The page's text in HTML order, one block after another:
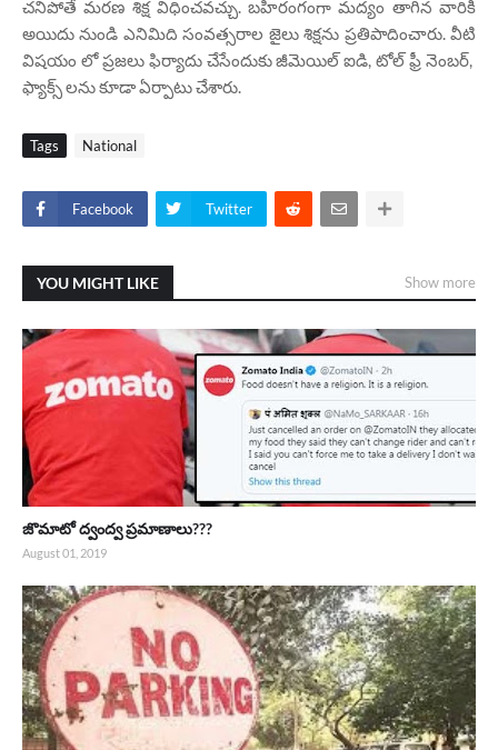
చనిపోతే మరణ శిక్ష విధించవచ్చు. బహిరంగంగా మద్యం తాగిన వారికి
అయిదు నుండి ఎనిమిది సంవత్సరాల జైలు శిక్షను ప్రతిపాదించారు. వీటి
విషయం లో ప్రజలు ఫిర్యాదు చేసేందుకు జీమెయిల్ ఐడి, టోల్ ఫ్రీ నెంబర్,
ఫ్యాక్స్ లను కూడా ఏర్పాటు చేశారు.
Tags National
Facebook Twitter
YOU MIGHT LIKE Show more
జొమాటో ద్వంద్వ ప్రమాణాలు???
August 01, 2019